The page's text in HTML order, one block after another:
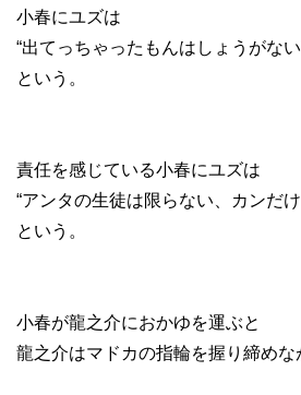
小春にユズは
“出てっちゃったもんはしょうがない
という。
責任を感じている小春にユズは
“アンタの生徒は限らない、カンだけ
という。
小春が龍之介におかゆを運ぶと
龍之介はマドカの指輪を握り締めな